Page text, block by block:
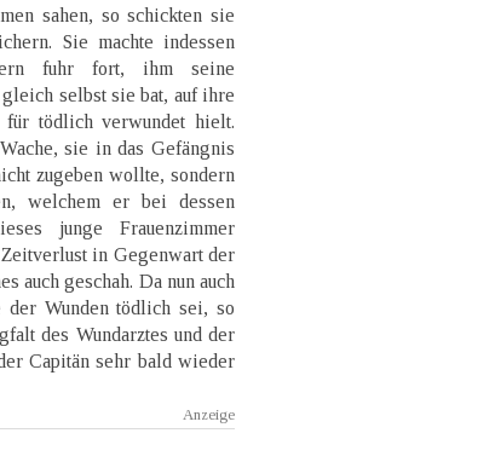
sahen, so schickten sie
Sie machte indessen
fuhr fort, ihm seine
selbst sie bat, auf ihre
tödlich verwundet hielt.
sie in das Gefängnis
zugeben wollte, sondern
welchem er bei dessen
junge Frauenzimmer
in Gegenwart der
auch geschah. Da nun auch
der Wunden tödlich sei, so
des Wundarztes und der
Capitän sehr bald wieder